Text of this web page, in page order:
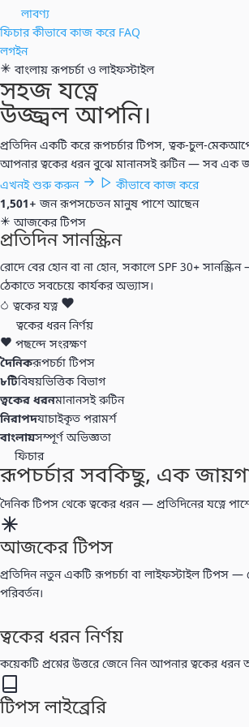
লাবণ্য
ফিচারকীভাবে কাজ করেFAQ
লগইন
বাংলায় রূপচর্চা ও লাইফস্টাইল
সহজ যত্নে
উজ্জ্বল আপনি।
প্রতিদিন একটি করে রূপচর্চার টিপস, ত্বক-চুল-মেকআপের
আপনার ত্বকের ধরন বুঝে মানানসই রুটিন — সব এক
এখনই শুরু করুন
কীভাবে কাজ করে
1,501+জন রূপসচেতন মানুষ পাশে আছেন
আজকের টিপস
প্রতিদিন সানস্ক্রিন
রোদে বের হোন বা না হোন, সকালে SPF 30+ সানস্ক্রিন
ঠেকাতে সবচেয়ে কার্যকর অভ্যাস।
ত্বকের যত্ন
ত্বকের ধরন নির্ণয়
পছন্দে সংরক্ষণ
দৈনিকরূপচর্চা টিপস
৮টিবিষয়ভিত্তিক বিভাগ
ত্বকের ধরনমানানসই রুটিন
নিরাপদযাচাইকৃত পরামর্শ
বাংলায়সম্পূর্ণ অভিজ্ঞতা
ফিচার
রূপচর্চার সবকিছু, এক
দৈনিক টিপস থেকে ত্বকের ধরন — প্রতিদিনের যত্নে পাশে
আজকের টিপস
প্রতিদিন নতুন একটি রূপচর্চা বা লাইফস্টাইল টিপস —
কয়েকটি প্রশ্নের উত্তরে জেনে নিন আপনার ত্বকের ধরন
টিপস লাইব্রেরি
ত্বক, চুল, মেকআপ, ঘরোয়া রূপচর্চা — বিষয় অনুযায়ী